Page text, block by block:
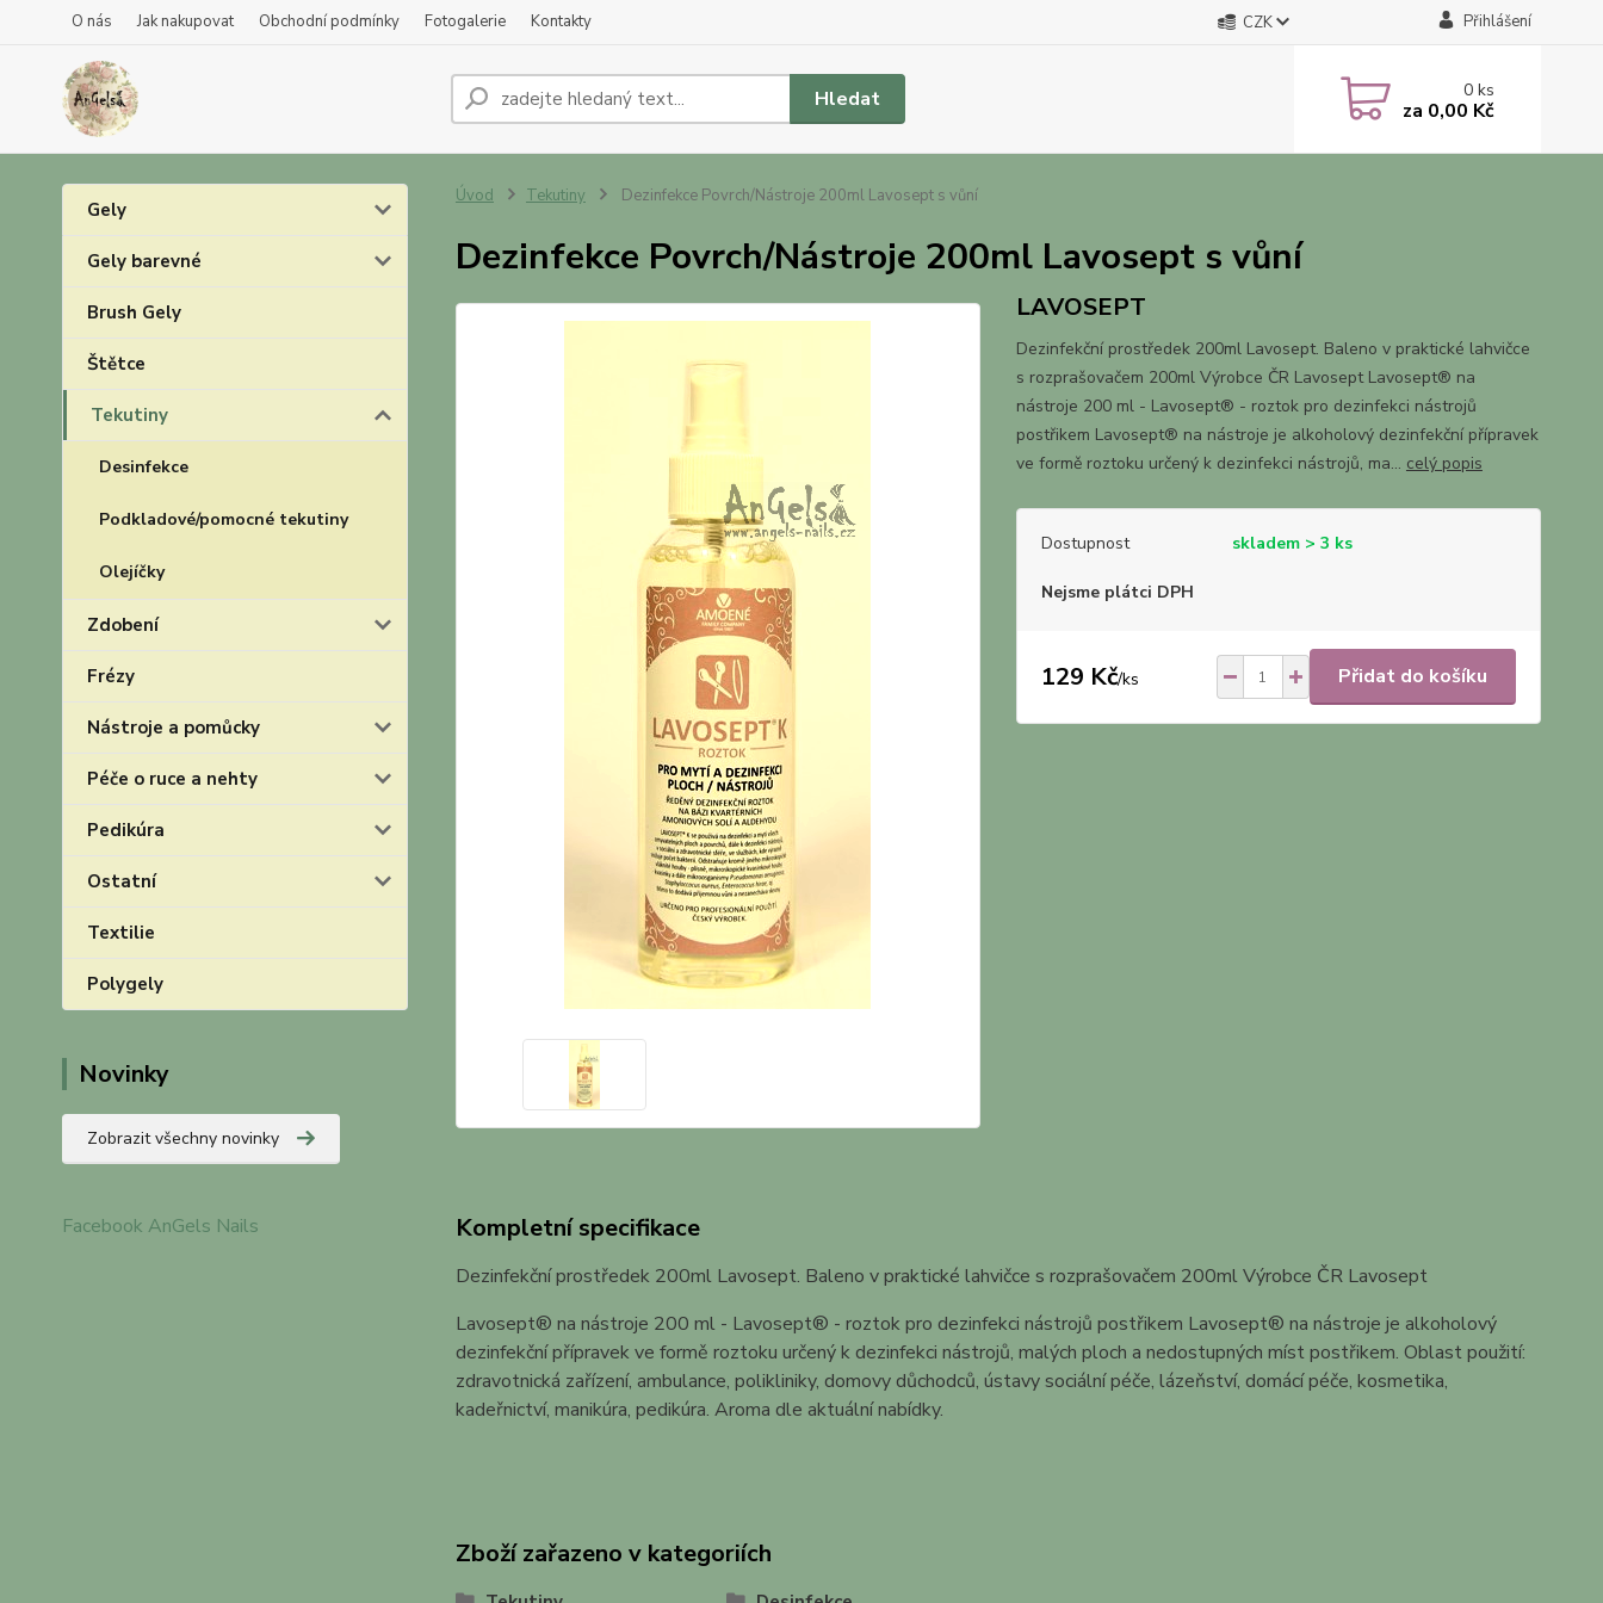
O nás Jak nakupovat Obchodní podmínky Fotogalerie Kontakty CZK Přihlášení
Hledat 0ks
za 0,00 Kč
Gely
Gely barevné
Brush Gely
Štětce
Tekutiny
Desinfekce
Podkladové/pomocné tekutiny
Olejíčky
Zdobení
Frézy
Nástroje a pomůcky
Péče o ruce a nehty
Pedikúra
Ostatní
Textilie
Polygely
Novinky
Zobrazit všechny novinky
Facebook AnGels Nails
Úvod Tekutiny Dezinfekce Povrch/Nástroje 200ml Lavosept s vůní
Dezinfekce Povrch/Nástroje 200ml Lavosept s vůní
LAVOSEPT
Dezinfekční prostředek 200ml Lavosept. Baleno v praktické lahvičce
s rozprašovačem 200ml Výrobce ČR Lavosept Lavosept® na
nástroje 200 ml - Lavosept® - roztok pro dezinfekci nástrojů
postřikem Lavosept® na nástroje je alkoholový dezinfekční přípravek
ve formě roztoku určený k dezinfekci nástrojů, ma... celý popis
Dostupnost skladem > 3 ks
Nejsme plátci DPH
129 Kč/ks Přidat do košíku
Kompletní specifikace
Dezinfekční prostředek 200ml Lavosept. Baleno v praktické lahvičce s rozprašovačem 200ml Výrobce ČR Lavosept
Lavosept® na nástroje 200 ml - Lavosept® - roztok pro dezinfekci nástrojů postřikem Lavosept® na nástroje je alkoholový
dezinfekční přípravek ve formě roztoku určený k dezinfekci nástrojů, malých ploch a nedostupných míst postřikem. Oblast použití:
zdravotnická zařízení, ambulance, polikliniky, domovy důchodců, ústavy sociální péče, lázeňství, domácí péče, kosmetika,
kadeřnictví, manikúra, pedikúra. Aroma dle aktuální nabídky.
Zboží zařazeno v kategoriích